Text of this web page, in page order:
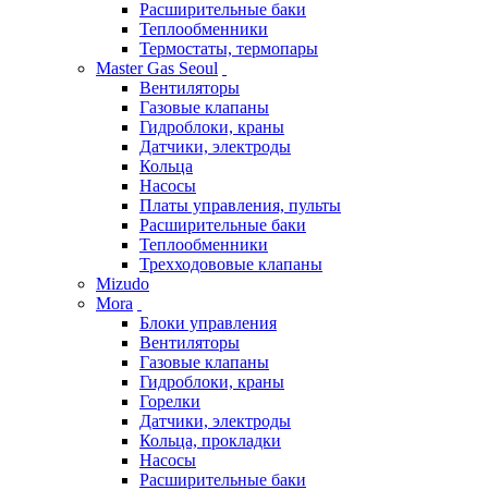
Расширительные баки
Теплообменники
Термостаты, термопары
Master Gas Seoul
Вентиляторы
Газовые клапаны
Гидроблоки, краны
Датчики, электроды
Кольца
Насосы
Платы управления, пульты
Расширительные баки
Теплообменники
Трехходововые клапаны
Mizudo
Mora
Блоки управления
Вентиляторы
Газовые клапаны
Гидроблоки, краны
Горелки
Датчики, электроды
Кольца, прокладки
Насосы
Расширительные баки